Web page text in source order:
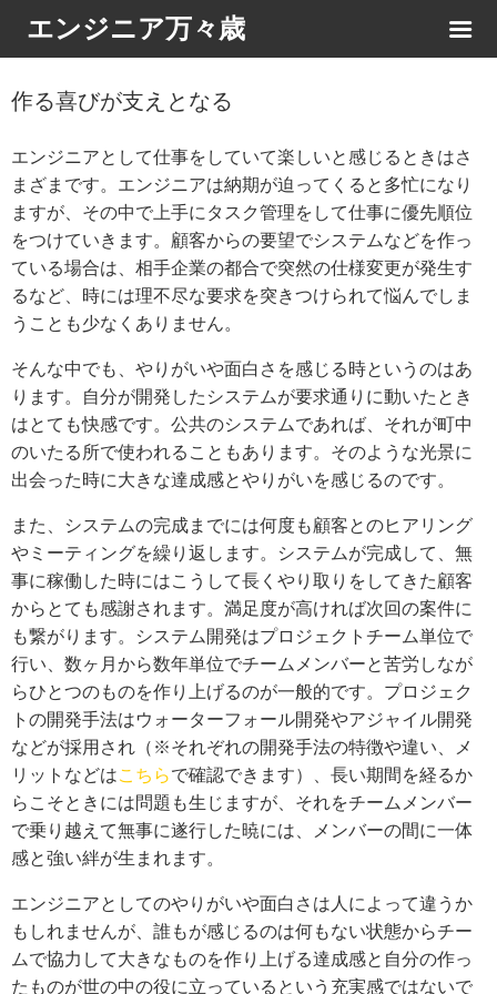
エンジニア万々歳
作る喜びが支えとなる
エンジニアとして仕事をしていて楽しいと感じるときはさ
まざまです。エンジニアは納期が迫ってくると多忙になり
ますが、その中で上手にタスク管理をして仕事に優先順位
をつけていきます。顧客からの要望でシステムなどを作っ
ている場合は、相手企業の都合で突然の仕様変更が発生す
るなど、時には理不尽な要求を突きつけられて悩んでしま
うことも少なくありません。
そんな中でも、やりがいや面白さを感じる時というのはあ
ります。自分が開発したシステムが要求通りに動いたとき
はとても快感です。公共のシステムであれば、それが町中
のいたる所で使われることもあります。そのような光景に
出会った時に大きな達成感とやりがいを感じるのです。
また、システムの完成までには何度も顧客とのヒアリング
やミーティングを繰り返します。システムが完成して、無
事に稼働した時にはこうして長くやり取りをしてきた顧客
からとても感謝されます。満足度が高ければ次回の案件に
も繋がります。システム開発はプロジェクトチーム単位で
行い、数ヶ月から数年単位でチームメンバーと苦労しなが
らひとつのものを作り上げるのが一般的です。プロジェク
トの開発手法はウォーターフォール開発やアジャイル開発
などが採用され（※それぞれの開発手法の特徴や違い、メ
リットなどはこちらで確認できます）、長い期間を経るか
らこそときには問題も生じますが、それをチームメンバー
で乗り越えて無事に遂行した暁には、メンバーの間に一体
感と強い絆が生まれます。
エンジニアとしてのやりがいや面白さは人によって違うか
もしれませんが、誰もが感じるのは何もない状態からチー
ムで協力して大きなものを作り上げる達成感と自分の作っ
たものが世の中の役に立っているという充実感ではないで